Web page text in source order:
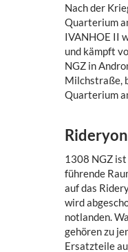
Nach der
Quarterium
IVANHOE II
und kämpft
NGZ in
Milchstraße,
Quarterium
Rideryon
1308 NGZ
führende
auf das
wird
notlanden.
gehören zu
Ersatzteile